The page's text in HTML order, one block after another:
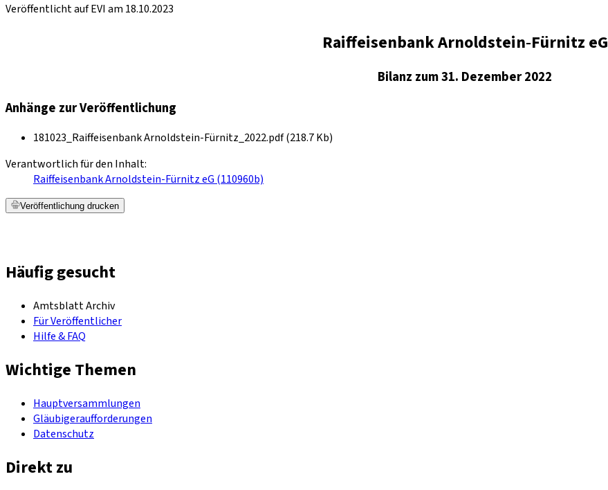
Veröffentlicht auf EVI am 18.10.2023
Raiffeisenbank Arnoldstein‐Fürnitz eG
Bilanz zum 31. Dezember 2022
Anhänge zur Veröffentlichung
181023_Raiffeisenbank Arnoldstein-Fürnitz_2022.pdf (218.7 Kb)
Verantwortlich für den Inhalt:
Raiffeisenbank Arnoldstein-Fürnitz eG (110960b)
Veröffentlichung drucken
Häufig gesucht
Amtsblatt Archiv
Für Veröffentlicher
Hilfe & FAQ
Wichtige Themen
Hauptversammlungen
Gläubigeraufforderungen
Datenschutz
Direkt zu